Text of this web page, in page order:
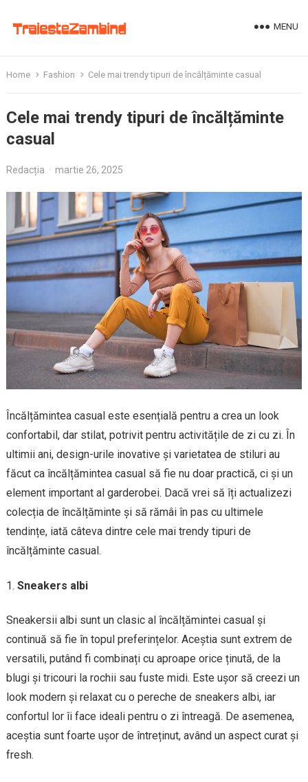
MENU
Home Fashion Cele mai trendy tipuri de încălțăminte casual
Cele mai trendy tipuri de încălțăminte
casual
Redacția · martie 26, 2025
Încălțămintea casual este esențială pentru a crea un look
confortabil, dar stilat, potrivit pentru activitățile de zi cu zi. În
ultimii ani, design-urile inovative și varietatea de stiluri au
făcut ca încălțămintea casual să fie nu doar practică, ci și un
element important al garderobei. Dacă vrei să îți actualizezi
colecția de încălțăminte și să rămâi în pas cu ultimele
tendințe, iată câteva dintre cele mai trendy tipuri de
încălțăminte casual.
Sneakers albi
Sneakersii albi sunt un clasic al încălțămintei casual și
continuă să fie în topul preferințelor. Aceștia sunt extrem de
versatili, putând fi combinați cu aproape orice ținută, de la
blugi și tricouri la rochii sau fuste midi. Este ușor să creezi un
look modern și relaxat cu o pereche de sneakers albi, iar
confortul lor îi face ideali pentru o zi întreagă. De asemenea,
aceștia sunt foarte ușor de întreținut, având un aspect curat și
fresh.